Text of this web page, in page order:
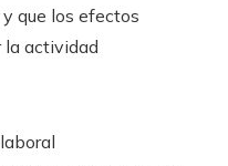
que los efectos
la actividad